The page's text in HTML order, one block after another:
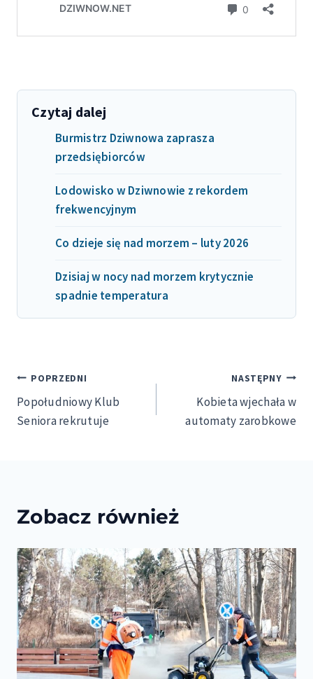
Czytaj dalej
Burmistrz Dziwnowa zaprasza
przedsiębiorców
Lodowisko w Dziwnowie z rekordem
frekwencyjnym
Co dzieje się nad morzem – luty 2026
Dzisiaj w nocy nad morzem krytycznie
spadnie temperatura
Nawigacja
wpisu
POPRZEDNI
Popołudniowy Klub
Seniora rekrutuje
NASTĘPNY
Kobieta wjechała w
automaty zarobkowe
Zobacz również